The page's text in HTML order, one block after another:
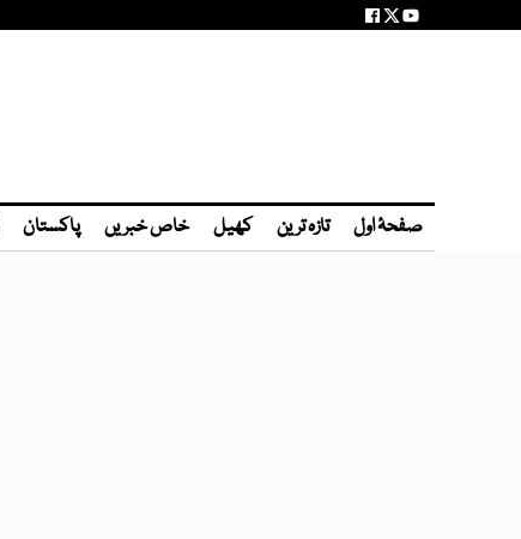
صفحۂ اول تازہ ترین کھیل خاص خبریں پاکستان